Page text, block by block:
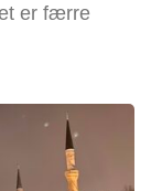
er færre